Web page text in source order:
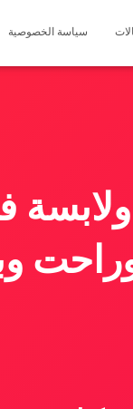
سياسة الخصوصية